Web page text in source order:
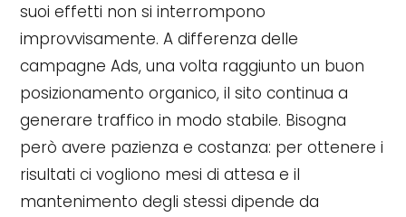
suoi effetti non si interrompono
improvvisamente. A differenza delle
campagne Ads, una volta raggiunto un buon
posizionamento organico, il sito continua a
generare traffico in modo stabile. Bisogna
però avere pazienza e costanza: per ottenere i
risultati ci vogliono mesi di attesa e il
mantenimento degli stessi dipende da